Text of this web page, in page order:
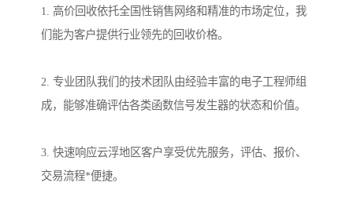
1. 高价回收依托全国性销售网络和精准的市场定位，我
们能为客户提供行业领先的回收价格。
2. 专业团队我们的技术团队由经验丰富的电子工程师组
成，能够准确评估各类函数信号发生器的状态和价值。
3. 快速响应云浮地区客户享受优先服务，评估、报价、
交易流程*便捷。